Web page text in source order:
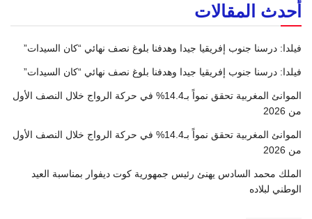
أحدث المقالات
فيلدا: درسنا جنوب إفريقيا جيدا وهدفنا بلوغ نصف نهائي “كان السيدات”
فيلدا: درسنا جنوب إفريقيا جيدا وهدفنا بلوغ نصف نهائي “كان السيدات”
الموانئ المغربية تحقق نمواً بـ14.4% في حركة الرواج خلال النصف الأول
من 2026
الموانئ المغربية تحقق نمواً بـ14.4% في حركة الرواج خلال النصف الأول
من 2026
الملك محمد السادس يهنئ رئيس جمهورية كوت ديفوار بمناسبة العيد
الوطني لبلاده